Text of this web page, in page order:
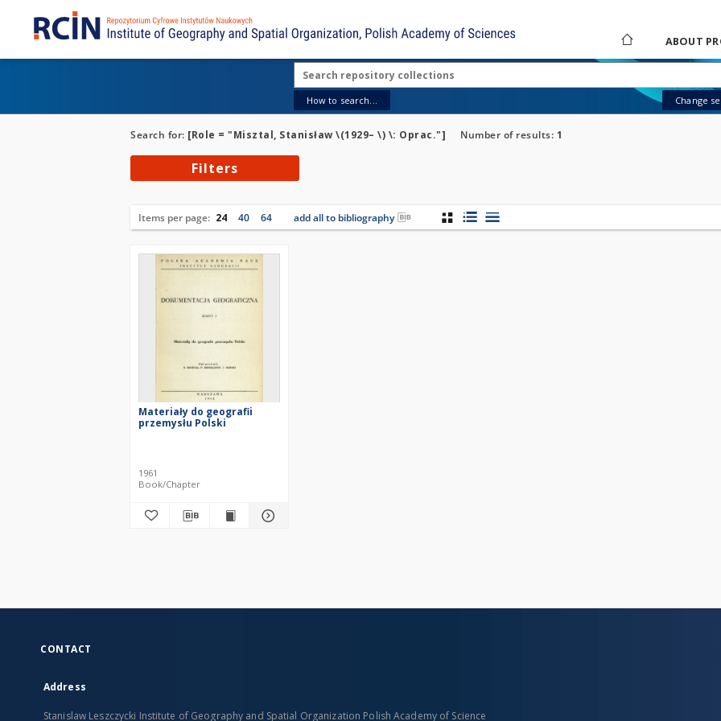
ABOUT
How to search... Change
Search for: [Role = "Misztal, Stanisław \(1929– \) \: Oprac."] Number of results: 1
Filters
Items per page: 24 40 64 add all to bibliography
Materiały do geografii
przemysłu Polski
1961
Book/Chapter
CONTACT
Address
Stanislaw Leszczycki Institute of Geography and Spatial Organization Polish Academy of Science